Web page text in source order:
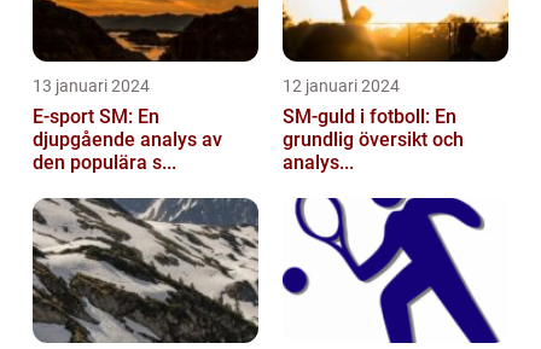
13 januari 2024
E-sport SM: En
djupgående analys av
den populära s...
12 januari 2024
SM-guld i fotboll: En
grundlig översikt och
analys...